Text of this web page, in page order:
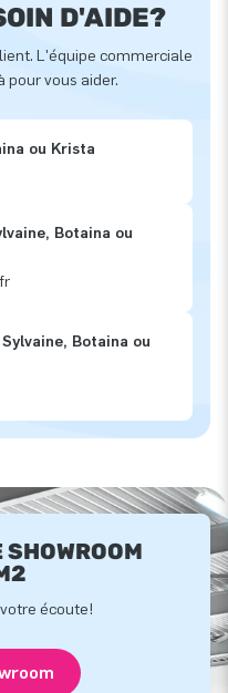
D'AIDE?
L'équipe commerciale
pour vous aider.
ou Krista
Botaina ou
Botaina ou
écoute!